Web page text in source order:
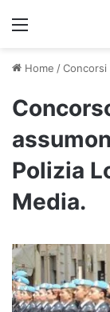
Menu
Home /
Polizia
Media.